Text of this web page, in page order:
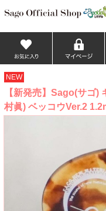
NEW
【新発売】Sago(サゴ)
村眞) ベッコウVer.2